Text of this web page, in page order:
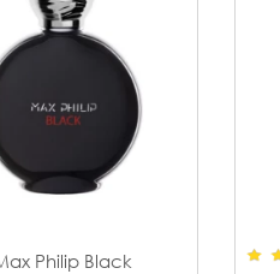
Philip Black